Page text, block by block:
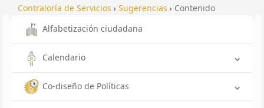
Contraloría de Servicios
Sugerencias
Contenido
Alfabetización ciudadana
Calendario
Co-diseño de Políticas